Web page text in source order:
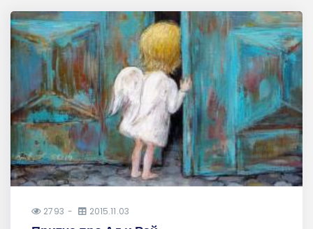
2793 2015.11.03